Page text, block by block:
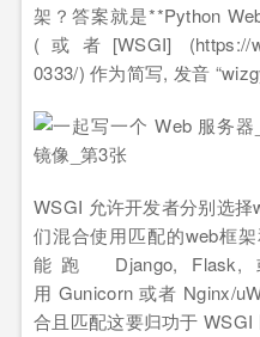
架？答案就是**Python
(或者[WSGI] (https://
0333/) 作为简写, 发音
WSGI 允许开发者分别选
们混合使用匹配的web框
能跑 Django, Flask,
用 Gunicorn 或者 Nginx/
合且匹配这要归功于